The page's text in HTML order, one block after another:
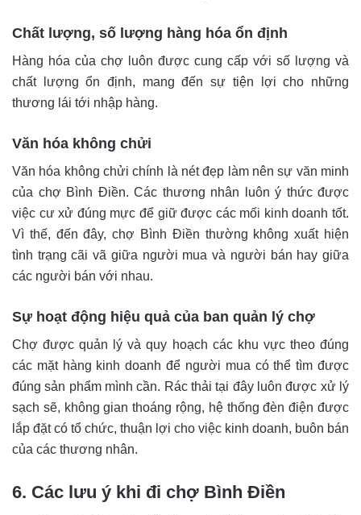
Chất lượng, số lượng hàng hóa ổn định
Hàng hóa của chợ luôn được cung cấp với số lượng và
chất lượng ổn định, mang đến sự tiện lợi cho những
thương lái tới nhập hàng.
Văn hóa không chửi
Văn hóa không chửi chính là nét đẹp làm nên sự văn minh
của chợ Bình Điền. Các thương nhân luôn ý thức được
việc cư xử đúng mực để giữ được các mối kinh doanh tốt.
Vì thế, đến đây, chợ Bình Điền thường không xuất hiện
tình trạng cãi vã giữa người mua và người bán hay giữa
các người bán với nhau.
Sự hoạt động hiệu quả của ban quản lý chợ
Chợ được quản lý và quy hoạch các khu vực theo đúng
các mặt hàng kinh doanh để người mua có thể tìm được
đúng sản phẩm mình cần. Rác thải tại đây luôn được xử lý
sạch sẽ, không gian thoáng rộng, hệ thống đèn điện được
lắp đặt có tổ chức, thuận lợi cho việc kinh doanh, buôn bán
của các thương nhân.
6. Các lưu ý khi đi chợ Bình Điền